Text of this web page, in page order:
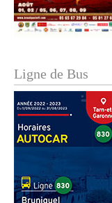
Ligne de Bus